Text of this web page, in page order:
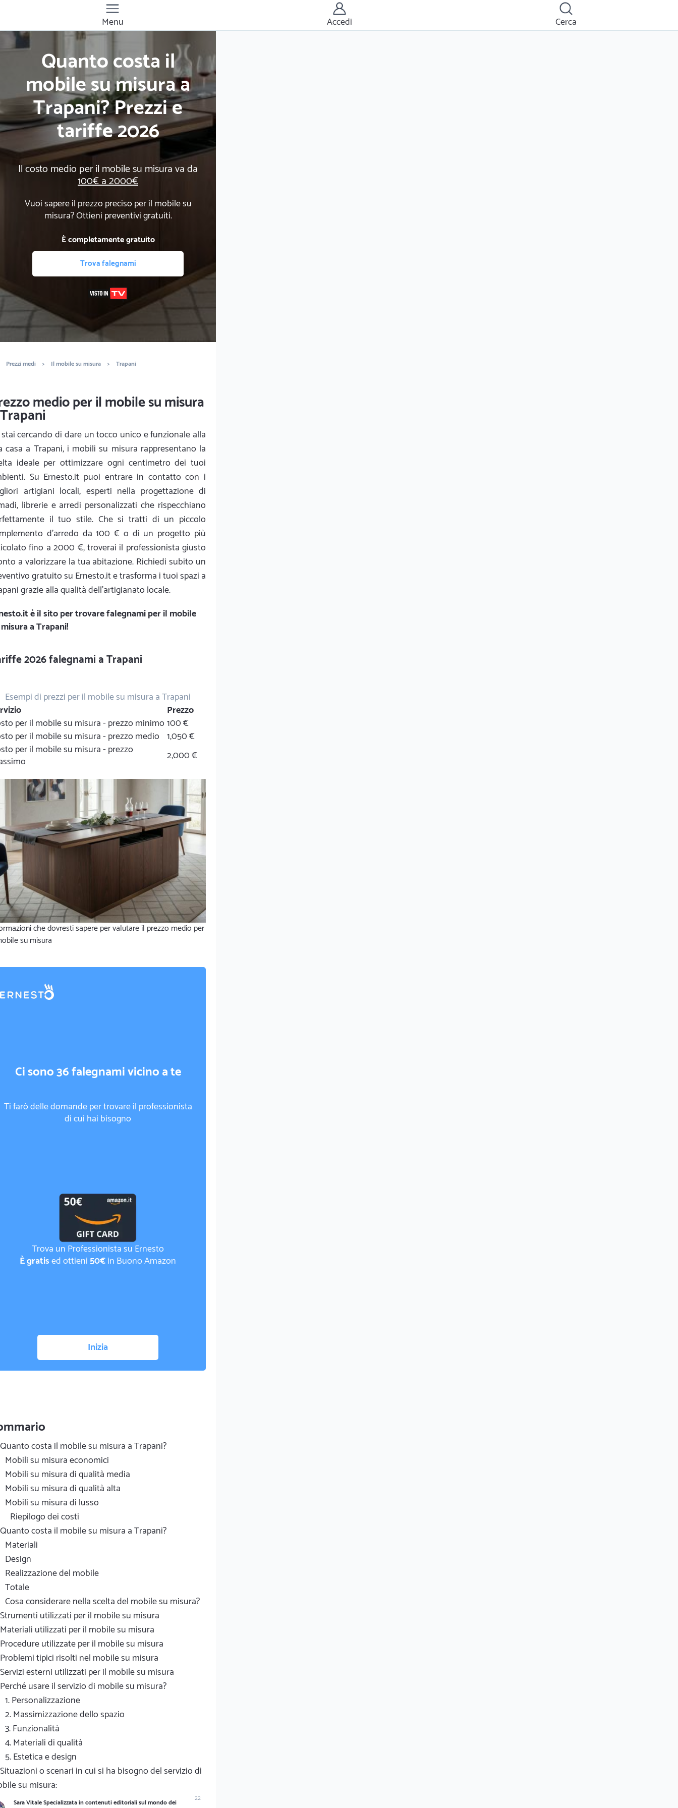
Quanto costa il
mobile su misura a
Trapani? Prezzi e
tariffe 2026
Il costo medio per il mobile su misura va da
100€ a 2000€
Vuoi sapere il prezzo preciso per il mobile su
misura? Ottieni preventivi gratuiti.
È completamente gratuito
Trova falegnami
Prezzi medi > Il mobile su misura > Trapani
medio per il mobile su misura
cercando di dare un tocco unico e funzionale alla
casa a Trapani, i mobili su misura rappresentano la
ideale per ottimizzare ogni centimetro dei tuoi
Su Ernesto.it puoi entrare in contatto con i
artigiani locali, esperti nella progettazione di
librerie e arredi personalizzati che rispecchiano
il tuo stile. Che si tratti di un piccolo
d'arredo da 100 € o di un progetto più
fino a 2000 €, troverai il professionista giusto
a valorizzare la tua abitazione. Richiedi subito un
gratuito su Ernesto.it e trasforma i tuoi spazi a
grazie alla qualità dell'artigianato locale.
è il sito per trovare falegnami per il mobile
a Trapani!
2026 falegnami a Trapani
Esempi di prezzi per il mobile su misura a Trapani
Prezzo
per il mobile su misura - prezzo minimo 100 €
per il mobile su misura - prezzo medio 1,050 €
per il mobile su misura - prezzo
2,000 €
che dovresti sapere per valutare il prezzo medio per
su misura
Ci sono 36 falegnami vicino a te
Ti farò delle domande per trovare il professionista
di cui hai bisogno
Trova un Professionista su Ernesto
È gratised ottieni50€in Buono Amazon
Inizia
Quanto costa il mobile su misura a Trapani?
Mobili su misura economici
Mobili su misura di qualità media
Mobili su misura di qualità alta
Mobili su misura di lusso
Riepilogo dei costi
Quanto costa il mobile su misura a Trapani?
Materiali
Design
Realizzazione del mobile
Totale
Cosa considerare nella scelta del mobile su misura?
Strumenti utilizzati per il mobile su misura
Materiali utilizzati per il mobile su misura
Procedure utilizzate per il mobile su misura
Problemi tipici risolti nel mobile su misura
Servizi esterni utilizzati per il mobile su misura
Perché usare il servizio di mobile su misura?
1. Personalizzazione
2. Massimizzazione dello spazio
3. Funzionalità
4. Materiali di qualità
5. Estetica e design
Situazioni o scenari in cui si ha bisogno del servizio di
su misura:
Sara Vitale Specializzata in contenuti editoriali sul mondo dei
22
Menu Accedi Cerca